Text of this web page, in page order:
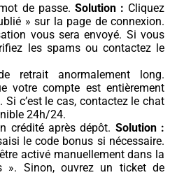
de passe. Solution : Cliquez
» sur la page de connexion.
vous sera envoyé. Si vous
les spams ou contactez le
retrait anormalement long.
votre compte est entièrement
Si c’est le cas, contactez le chat
24h/24.
crédité après dépôt. Solution :
le code bonus si nécessaire.
activé manuellement dans la
». Sinon, ouvrez un ticket de